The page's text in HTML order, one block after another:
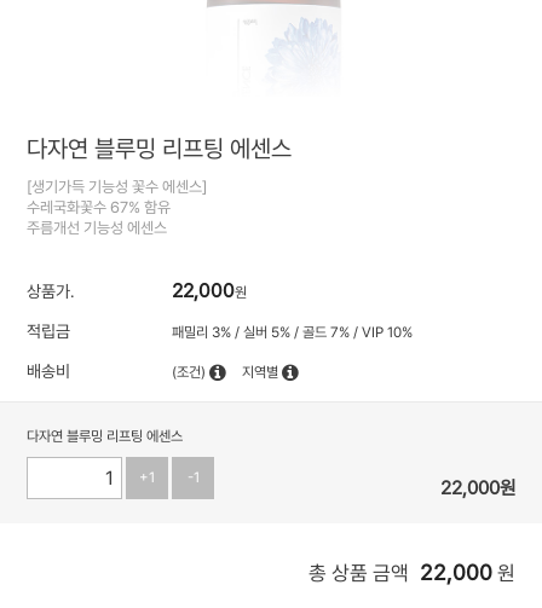
다자연 블루밍 리프팅 에센스
[생기가득 기능성 꽃수 에센스]
수레국화꽃수 67% 함유
주름개선 기능성 에센스
상품가. 22,000원
적립금 패밀리 3% / 실버 5% / 골드 7% / VIP 10%
배송비 (조건) 지역별
다자연 블루밍 리프팅 에센스
+1 -1 22,000원
총 상품 금액 22,000 원